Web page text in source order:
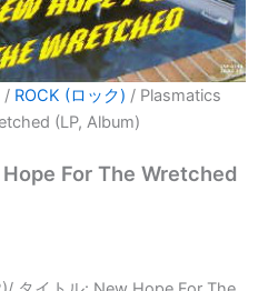
/ ROCK (ロック) / Plasmatics
(LP, Album)
For The Wretched